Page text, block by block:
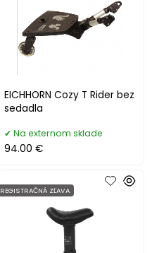
EICHHORN Cozy T Rider bez
sedadla
Na externom sklade
94.00 €
REGISTRAČNÁ ZĽAVA